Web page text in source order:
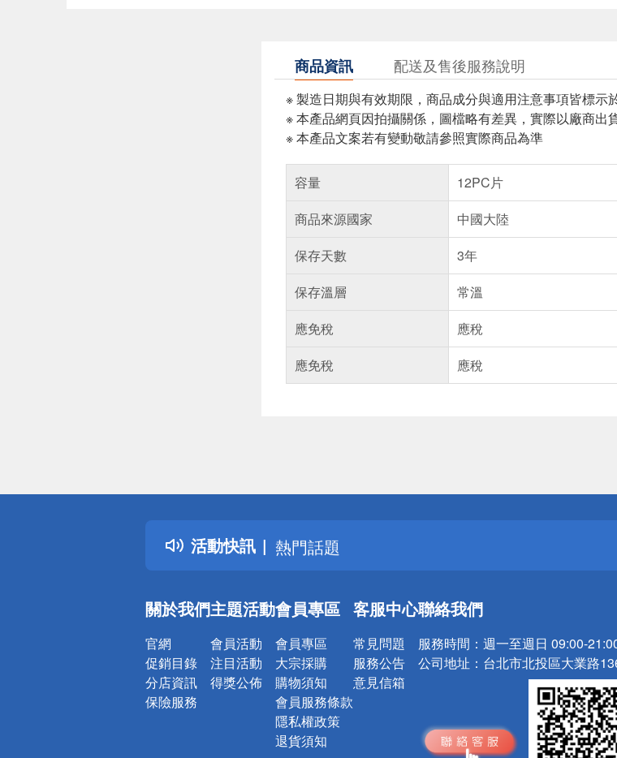
商品資訊 配送及售後服務說明
※ 製造日期與有效期限，商品成分與適用注意事項皆標示
※ 本產品網頁因拍攝關係，圖檔略有差異，實際以廠商出
※ 本產品文案若有變動敬請參照實際商品為準
容量
12PC片
商品來源國家
中國大陸
保存天數
3年
保存溫層
常溫
應免稅
應稅
應免稅
應稅
活動快訊
詐騙網頁！請小心！
得獎公告
熱門話題
銀行優惠
詐騙網頁！請小心！
關於我們
官網
促銷目錄
分店資訊
保險服務
主題活動
會員活動
注目活動
得獎公佈
會員專區
會員專區
大宗採購
購物須知
會員服務條款
隱私權政策
退貨須知
客服中心
常見問題
服務公告
意見信箱
聯絡我們
服務時間： 週一至週日 09:00-
公司地址： 台北市北投區大業路